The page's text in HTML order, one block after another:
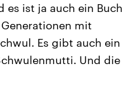
es ist ja auch ein Buch
mit
Es gibt auch ein
Und die